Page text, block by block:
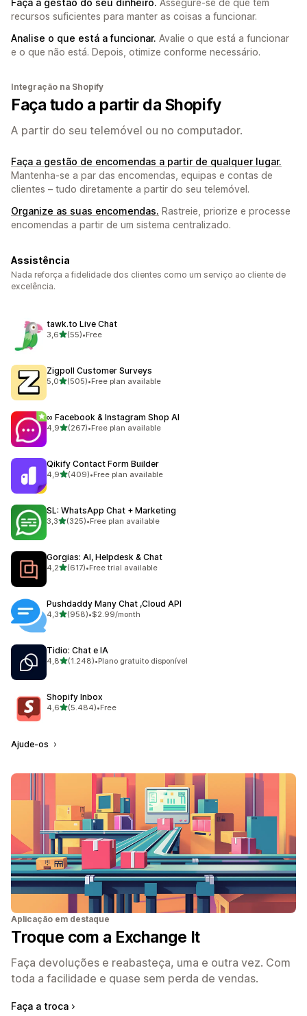
recursos suficientes para manter as coisas a funcionar.
Analise o que está a funcionar. Avalie o que está a funcionar
e o que não está. Depois, otimize conforme necessário.
Integração na Shopify
Faça tudo a partir da Shopify
A partir do seu telemóvel ou no computador.
Faça a gestão de encomendas a partir de qualquer lugar.
Mantenha-se a par das encomendas, equipas e contas de
clientes – tudo diretamente a partir do seu telemóvel.
Organize as suas encomendas. Rastreie, priorize e processe
encomendas a partir de um sistema centralizado.
Assistência
Nada reforça a fidelidade dos clientes como um serviço ao cliente de
excelência.
tawk.to Live Chat
3,6de 5 estrelas
(55)
55 total de avaliações
•Free
Zigpoll Customer Surveys
5,0de 5 estrelas
(505)
505 total de avaliações
•Free plan available
∞ Facebook & Instagram Shop AI
4,9de 5 estrelas
(267)
267 total de avaliações
•Free plan available
Qikify Contact Form Builder
4,9de 5 estrelas
(409)
409 total de avaliações
•Free plan available
SL: WhatsApp Chat + Marketing
3,3de 5 estrelas
(325)
325 total de avaliações
•Free plan available
Gorgias: AI, Helpdesk & Chat
4,2de 5 estrelas
(617)
617 total de avaliações
•Free trial available
Pushdaddy Many Chat ,Cloud API
4,3de 5 estrelas
(958)
958 total de avaliações
•$2.99/month
Tidio: Chat e IA
4,8de 5 estrelas
(1.248)
1248 total de avaliações
•Plano gratuito disponível
Shopify Inbox
4,6de 5 estrelas
(5.484)
5484 total de avaliações
•Free
Ajude-os
Aplicação em destaque
Troque com a Exchange It
Faça devoluções e reabasteça, uma e outra vez. Com
toda a facilidade e quase sem perda de vendas.
Faça a troca